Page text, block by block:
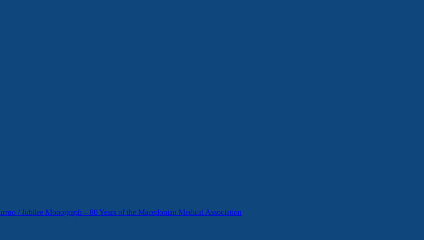
/ Jubilee Monograph – 80 Years of the Macedonian Medical Association